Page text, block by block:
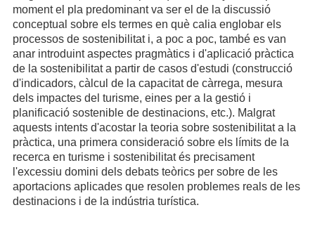
moment el pla predominant va ser el de la discussió
conceptual sobre els termes en què calia englobar els
processos de sostenibilitat i, a poc a poc, també es van
anar introduint aspectes pragmàtics i d'aplicació pràctica
de la sostenibilitat a partir de casos d'estudi (construcció
d'indicadors, càlcul de la capacitat de càrrega, mesura
dels impactes del turisme, eines per a la gestió i
planificació sostenible de destinacions, etc.). Malgrat
aquests intents d'acostar la teoria sobre sostenibilitat a la
pràctica, una primera consideració sobre els límits de la
recerca en turisme i sostenibilitat és precisament
l'excessiu domini dels debats teòrics per sobre de les
aportacions aplicades que resolen problemes reals de les
destinacions i de la indústria turística.